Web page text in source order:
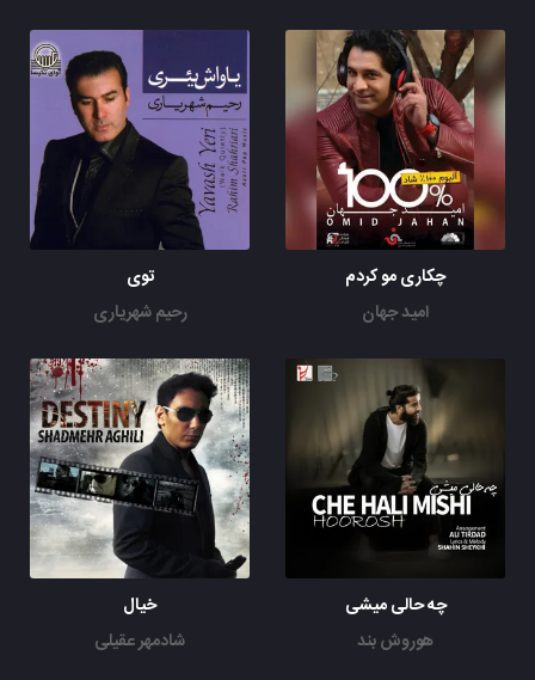
چکاری مو کردم
امید جهان
توی
رحیم شهریاری
چه حالی میشی
هوروش بند
خیال
شادمهر عقیلی